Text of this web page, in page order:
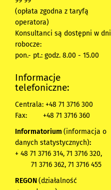
(opłata zgodna z taryfą
operatora)
Konsultanci są dostępni w dni
robocze:
pon.- pt.: godz. 8.00 - 15.00
Informacje
telefoniczne:
Centrala: +48 71 3716 300
Fax:
+48 71 3716 360
Informatorium (informacja o
danych statystycznych):
+ 48 71 3716 314, 71 3716 320,
71 3716 362, 71 3716 455
REGON(działalność